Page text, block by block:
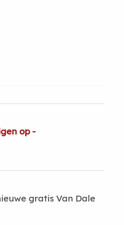
op -
gratis Van Dale